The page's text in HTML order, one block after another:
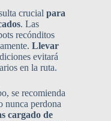
crucial para
. Las
recónditos
Llevar
evitará
en la ruta.
se recomienda
nunca perdona
cargado de